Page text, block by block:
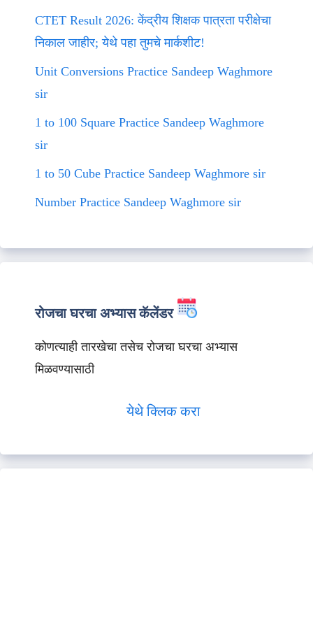
CTET Result 2026: केंद्रीय शिक्षक पात्रता परीक्षेचा
निकाल जाहीर; येथे पहा तुमचे मार्कशीट!
Unit Conversions Practice Sandeep Waghmore
sir
1 to 100 Square Practice Sandeep Waghmore
sir
1 to 50 Cube Practice Sandeep Waghmore sir
Number Practice Sandeep Waghmore sir
रोजचा घरचा अभ्यास कॅलेंडर
कोणत्याही तारखेचा तसेच रोजचा घरचा अभ्यास
मिळवण्यासाठी
येथे क्लिक करा